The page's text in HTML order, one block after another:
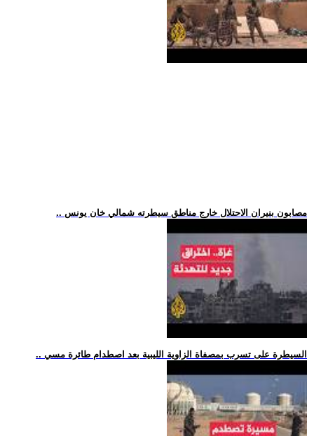
.. مصابون بنيران الاحتلال خارج مناطق سيطرته شمالي خان يونس
.. السيطرة على تسرب بمصفاة الزاوية الليبية بعد اصطدام طائرة مسي